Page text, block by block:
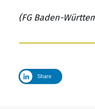
(FG Baden-
Share